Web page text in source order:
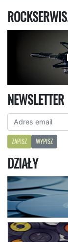
NEWSLETTER
ZAPISZ WYPISZ
DZIAŁY